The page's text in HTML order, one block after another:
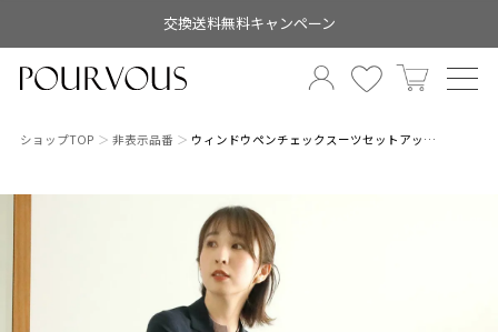
交換送料無料キャンペーン
ショップTOP 非表示品番 ウィンドウペンチェックスーツセットアッ…